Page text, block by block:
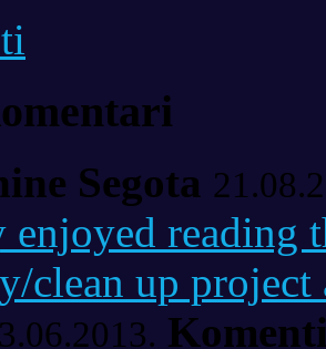
Segota
enjoyed reading
clean up